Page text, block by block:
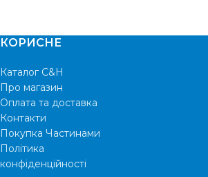
КОРИСНЕ
Каталог C&H
Про магазин
Оплата та доставка
Контакти
Покупка Частинами
Політика
конфіденційності